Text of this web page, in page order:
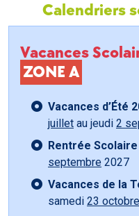
Calendriers
Vacances
ZONE A
Vacances d’Été
juillet au jeudi 2
Rentrée Scolaire
septembre 2027
Vacances de la
samedi 23 octobre